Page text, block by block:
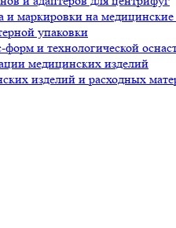
и маркировки на медицинские
упаковки
форм и технологической
медицинских изделий
изделий и расходных